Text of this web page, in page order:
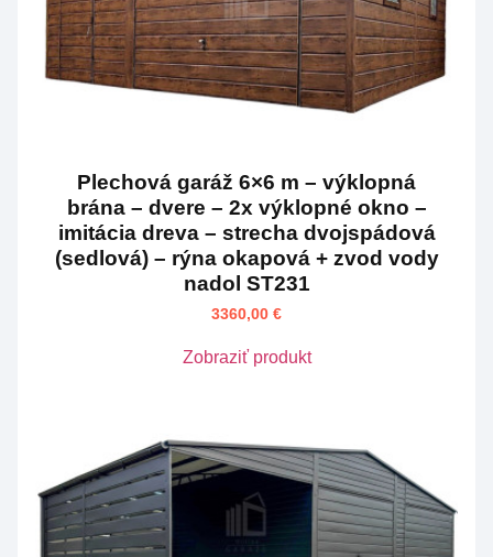
Plechová garáž 6×6 m – výklopná
brána – dvere – 2x výklopné okno –
imitácia dreva – strecha dvojspádová
(sedlová) – rýna okapová + zvod vody
nadol ST231
3360,00 €
Zobraziť produkt